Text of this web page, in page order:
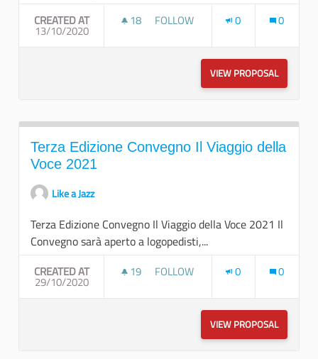
CREATED AT
13/10/2020
18 18 FOLLOWERS
FOLLOW 0 0
VIEW PROPOSAL"ECCE
Terza Edizione Convegno Il Viaggio della
Voce 2021
Like a Jazz
Terza Edizione Convegno Il Viaggio della Voce 2021 Il
Convegno sarà aperto a logopedisti,...
CREATED AT
29/10/2020
19 19 FOLLOWERS
FOLLOW 0 0
VIEW PROPOSALTERZA